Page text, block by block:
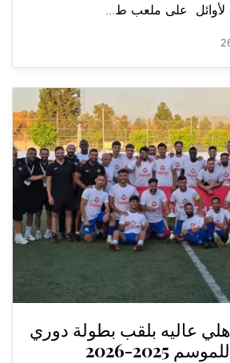
لأوائل على ملعب ط...
عاليه بلقب بطولة دوري
2025-2026